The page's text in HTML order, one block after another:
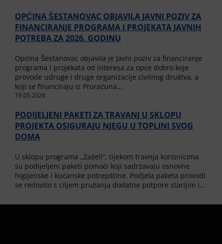
OPĆINA ŠESTANOVAC OBJAVILA JAVNI POZIV ZA
FINANCIRANJE PROGRAMA I PROJEKATA JAVNIH
POTREBA ZA 2026. GODINU
Općina Šestanovac objavila je Javni poziv za financiranje
programa i projekata od interesa za opće dobro koje
provode udruge i druge organizacije civilnog društva, a
koji se financiraju iz Proračuna…
19.05.2026
PODIJELJENI PAKETI ZA TRAVANJ U SKLOPU
PROJEKTA OSIGURAJU NJEGU U TOPLINI SVOG
DOMA
U sklopu programa „Zaželi“, tijekom travnja korisnicima
su podijeljeni paketi pomoći koji sadržavaju osnovne
higijenske i kućanske potrepštine. Podjela paketa provodi
se redovito s ciljem pružanja dodatne potpore starijim i…